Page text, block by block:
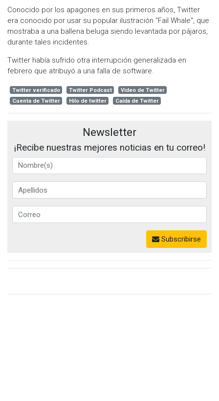
Conocido por los apagones en sus primeros años, Twitter
era conocido por usar su popular ilustración "Fail Whale", que
mostraba a una ballena beluga siendo levantada por pájaros,
durante tales incidentes.
Twitter había sufrido otra interrupción generalizada en
febrero que atribuyó a una falla de software.
Twitter verificado Twitter Podcast
Video de Twitter
Cuenta de Twitter
Hilo de twitter Caída de Twitter
Newsletter
¡Recibe nuestras mejores noticias en tu correo!
Subscribirse